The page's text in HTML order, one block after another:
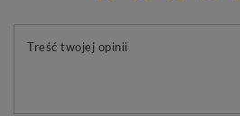
Treść twojej opinii